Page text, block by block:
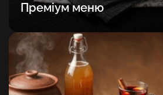
Преміум меню